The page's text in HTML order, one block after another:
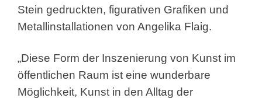
Stein gedruckten, figurativen Grafiken und
Metallinstallationen von Angelika Flaig.
„Diese Form der Inszenierung von Kunst im
öffentlichen Raum ist eine wunderbare
Möglichkeit, Kunst in den Alltag der